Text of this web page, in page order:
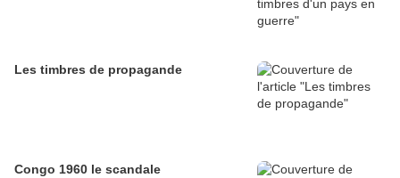
Les timbres de propagande
Congo 1960 le scandale